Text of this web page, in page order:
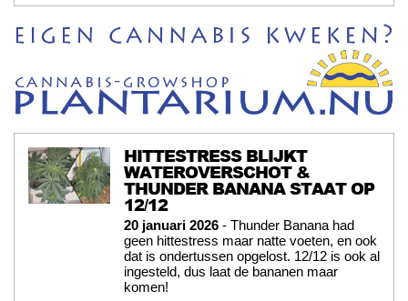
HITTESTRESS BLIJKT
WATEROVERSCHOT &
THUNDER BANANA STAAT OP
12/12
20 januari 2026 - Thunder Banana had
geen hittestress maar natte voeten, en ook
dat is ondertussen opgelost. 12/12 is ook al
ingesteld, dus laat de bananen maar
komen!